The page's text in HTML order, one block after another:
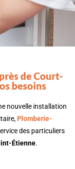
de Court-
besoins
nouvelle installation
Plomberie-
des particuliers
Étienne.